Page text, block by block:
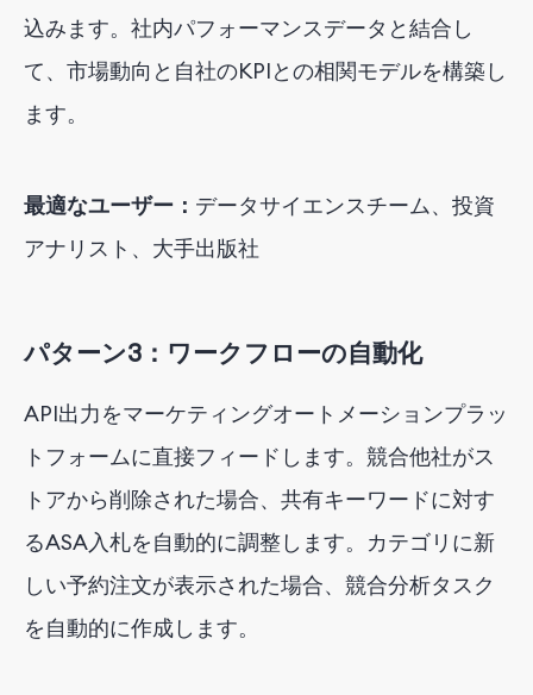
込みます。社内パフォーマンスデータと結合し
て、市場動向と自社のKPIとの相関モデルを構築し
ます。
最適なユーザー： データサイエンスチーム、投資
アナリスト、大手出版社
パターン3：ワークフローの自動化
API出力をマーケティングオートメーションプラッ
トフォームに直接フィードします。競合他社がス
トアから削除された場合、共有キーワードに対す
るASA入札を自動的に調整します。カテゴリに新
しい予約注文が表示された場合、競合分析タスク
を自動的に作成します。